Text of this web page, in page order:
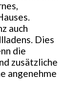
auch
Dies
die
zusätzliche
angenehme